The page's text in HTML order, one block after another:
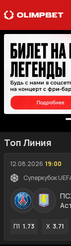
Топ Линия
12.08.2026 19:00
Суперкубок
П1 1.73 X 3.71